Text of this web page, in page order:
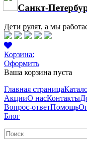
Cанкт-
Дети рулят, а мы
Корзина:
Оформить
Ваша корзина пуста
Главная страница
АкцииО насКонтакты
Вопрос-ответПомощь
Блог